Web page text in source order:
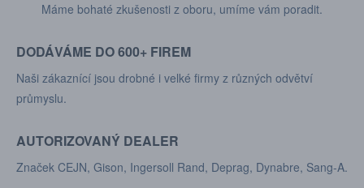
Máme bohaté zkušenosti z oboru, umíme vám poradit.
DODÁVÁME DO 600+ FIREM
Naši zákaznící jsou drobné i velké firmy z různých odvětví
průmyslu.
AUTORIZOVANÝ DEALER
Značek CEJN, Gison, Ingersoll Rand, Deprag, Dynabre, Sang-A.